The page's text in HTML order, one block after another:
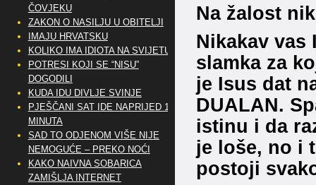
Na žalost
Nikakav vas
slamka za
je Isus dat
DUALAN.
istinu i da
je loše, no i
postoji
ČOVJEKU
ZAKON O NASILJU U OBITELJI
IMAJU HRVATSKU
KOLIKO IMA IDIOTA NA SVIJETU?
POTRESI KOJI SE “NISU”
DOGODILI
KUDA IDU DIVLJE SVINJE
PJEŠČANI SAT IDE NAPRIJED 10
MINUTA
SAD TO ODJENOM VIŠE NIJE
NEMOGUĆE – PREKO NOĆI
KAKO NAIVNA SOBARICA
ZAMIŠLJA INTERNET